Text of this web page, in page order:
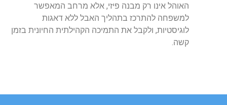
האוהל אינו רק מבנה פיזי, אלא מרחב המאפשר
למשפחה להתרכז בתהליך האבל ללא דאגות
לוגיסטיות, ולקבל את התמיכה הקהילתית החיונית בזמן
קשה.